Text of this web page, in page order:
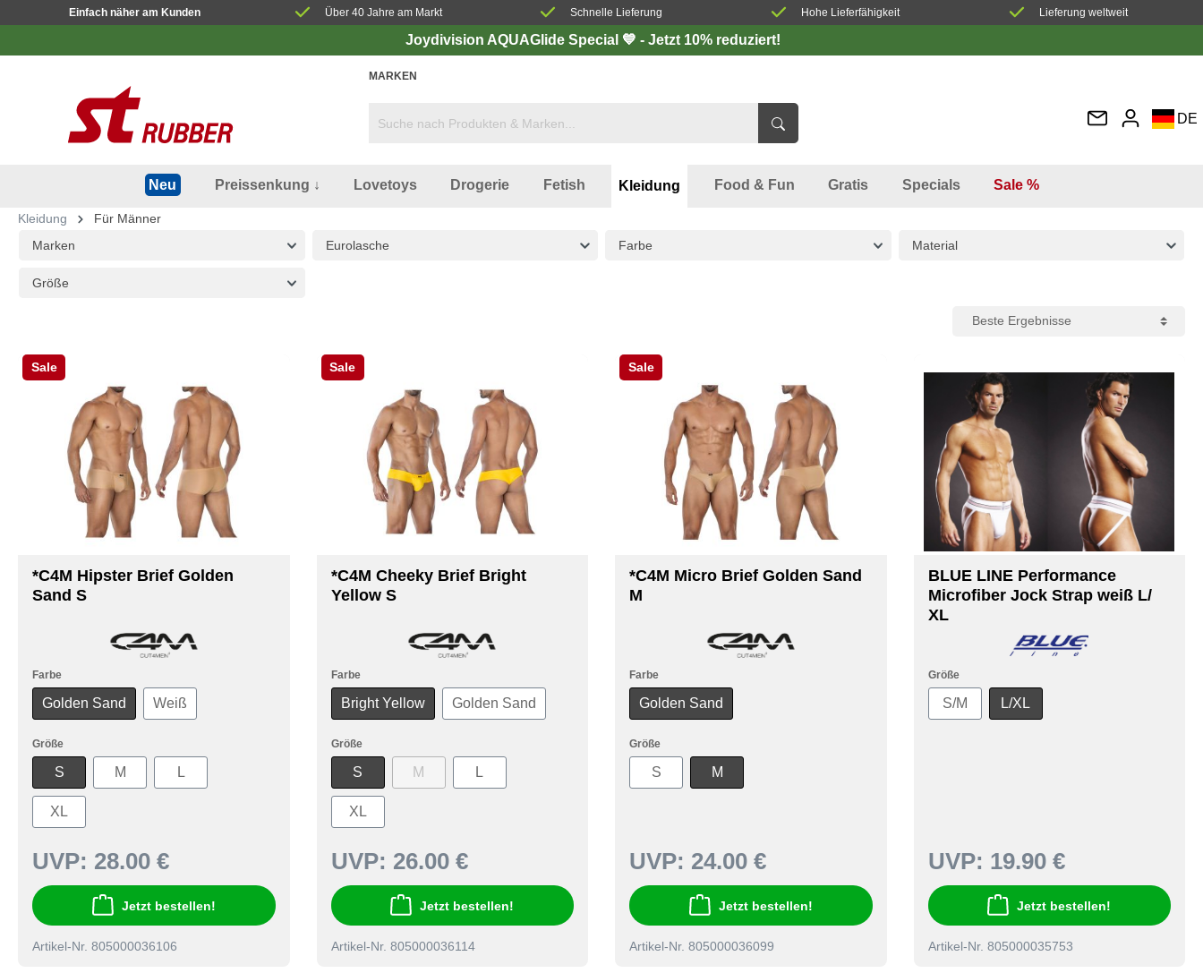
Einfach näher am Kunden Über 40 Jahre am Markt Schnelle Lieferung Hohe Lieferfähigkeit Lieferung weltweit
Joydivision AQUAGlide Special 💙 - Jetzt 10% reduziert!
MARKEN
DE
Neu Preissenkung ↓ Lovetoys Drogerie Fetish Kleidung Food & Fun Gratis Specials Sale %
Kleidung
Für Männer
Marken
Eurolasche Farbe Material
Größe
Sale
*C4M Hipster Brief Golden
Sand S
Farbe
Golden Sand Weiß
Größe
S M L
XL
UVP: 28.00 €
Jetzt bestellen!
Artikel-Nr. 805000036106
Sale
*C4M Cheeky Brief Bright
Yellow S
Farbe
Bright Yellow Golden Sand
Größe
S M L
XL
UVP: 26.00 €
Jetzt bestellen!
Artikel-Nr. 805000036114
Sale
*C4M Micro Brief Golden Sand
M
Farbe
Golden Sand
Größe
S M
UVP: 24.00 €
Jetzt bestellen!
Artikel-Nr. 805000036099
BLUE LINE Performance
Microfiber Jock Strap weiß L/
XL
Größe
S/M L/XL
UVP: 19.90 €
Jetzt bestellen!
Artikel-Nr. 805000035753